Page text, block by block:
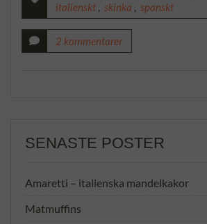
italienskt , skinka , spanskt
2 kommentarer
SENASTE POSTER
Amaretti – italienska mandelkakor
Matmuffins